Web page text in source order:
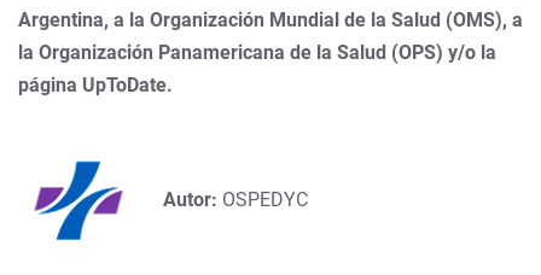
Argentina, a la Organización Mundial de la Salud (OMS), a
la Organización Panamericana de la Salud (OPS) y/o la
página UpToDate.
Autor: OSPEDYC